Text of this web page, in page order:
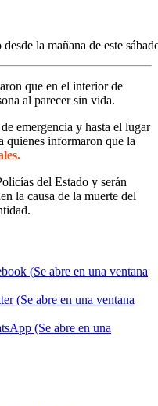
la mañana de este
que en el interior de
al parecer sin vida.
emergencia y hasta el lugar
quienes informaron que la
del Estado y serán
la causa de la muerte del
(Se abre en una ventana
(Se abre en una ventana
(Se abre en una